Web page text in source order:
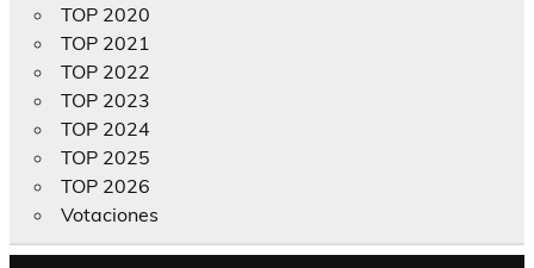
TOP 2020
TOP 2021
TOP 2022
TOP 2023
TOP 2024
TOP 2025
TOP 2026
Votaciones